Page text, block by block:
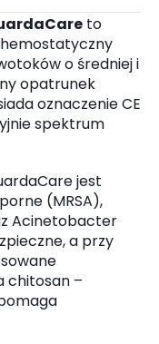
to
o średniej i
opatrunek
oznaczenie CE
spektrum
jest
(MRSA),
Acinetobacter
a przy
chitosan –